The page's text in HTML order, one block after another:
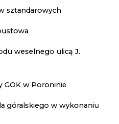
sztandarowych
weselnego ulicą J.
GOK w Poroninie
góralskiego w wykonaniu